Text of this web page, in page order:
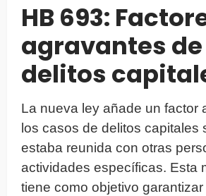
HB 693:
agravantes
delitos
La nueva ley añade un factor
los casos de delitos capitales
estaba reunida con otras
actividades específicas. Esta
tiene como objetivo